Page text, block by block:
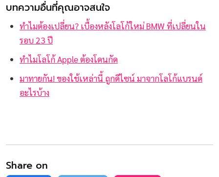
บทความอื่นที่คุณอาจสนใจ
ทำไมต้องเปลี่ยน? เบื้องหลังโลโก้ใหม่ BMW ที่เปลี่ยนใน
รอบ 23 ปี
ทำไมโลโก้ Apple ต้องโดนกัด
มาทายกัน! ของใช้เหล่านี้ ถูกดีไซน์ มาจากโลโก้แบรนด์
อะไรบ้าง
Share on